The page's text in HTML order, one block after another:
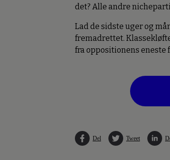
det? Alle andre
Lad de sidste uger og
fremadrettet.
fra oppositionens eneste
Del Tweet